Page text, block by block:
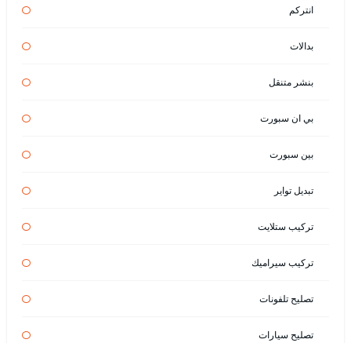
انتركم
بدالات
بنشر متنقل
بي ان سبورت
بين سبورت
تبديل تواير
تركيب ستلايت
تركيب سيراميك
تصليح تلفونات
تصليح سيارات